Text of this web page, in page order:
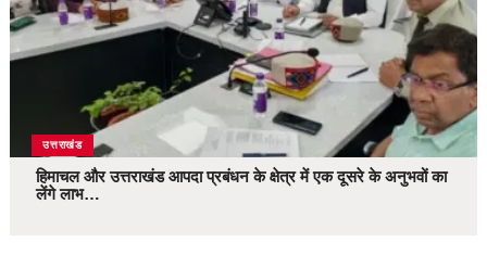
उत्तराखंड
हिमाचल और उत्तराखंड आपदा प्रबंधन के क्षेत्र में एक दूसरे के अनुभवों का
लेंगे लाभ…